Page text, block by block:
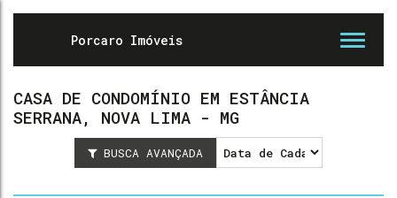
CASA DE CONDOMÍNIO EM ESTÂNCIA
SERRANA, NOVA LIMA - MG
BUSCA AVANÇADA